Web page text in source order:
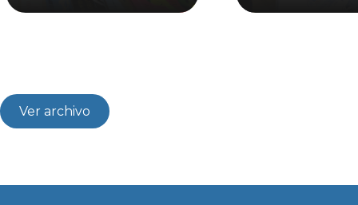
Ver archivo